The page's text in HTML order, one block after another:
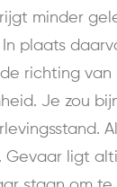
minder
plaats
richting van
Je zou
Gevaar ligt